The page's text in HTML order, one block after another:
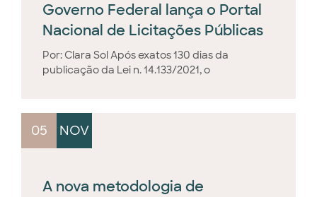
Governo Federal lança o Portal
Nacional de Licitações Públicas
Por: Clara Sol Após exatos 130 dias da
publicação da Lei n. 14.133/2021, o
05 NOV
A nova metodologia de